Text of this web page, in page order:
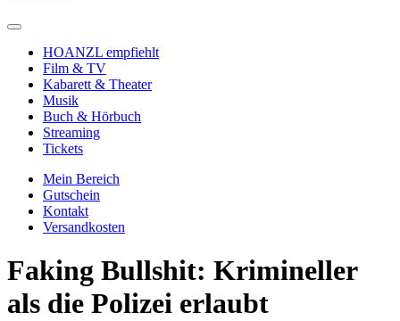
HOANZL empfiehlt
Film & TV
Kabarett & Theater
Musik
Buch & Hörbuch
Streaming
Tickets
Mein Bereich
Gutschein
Kontakt
Versandkosten
Faking Bullshit: Krimineller
als die Polizei erlaubt